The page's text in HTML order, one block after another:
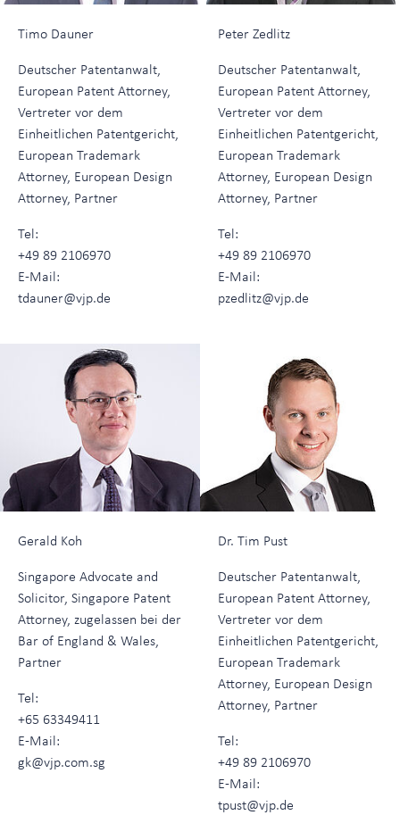
Timo Dauner
Deutscher Patentanwalt,
European Patent Attorney,
Vertreter vor dem
Einheitlichen Patentgericht,
European Trademark
Attorney, European Design
Attorney, Partner
Tel:
+49 89 2106970
E-Mail:
tdauner@vjp.de
Peter Zedlitz
Deutscher Patentanwalt,
European Patent Attorney,
Vertreter vor dem
Einheitlichen Patentgericht,
European Trademark
Attorney, European Design
Attorney, Partner
Tel:
+49 89 2106970
E-Mail:
pzedlitz@vjp.de
Gerald Koh
Singapore Advocate and
Solicitor, Singapore Patent
Attorney, zugelassen bei der
Bar of England & Wales,
Partner
Tel:
+65 63349411
E-Mail:
gk@vjp.com.sg
Dr. Tim Pust
Deutscher Patentanwalt,
European Patent Attorney,
Vertreter vor dem
Einheitlichen Patentgericht,
European Trademark
Attorney, European Design
Attorney, Partner
Tel:
+49 89 2106970
E-Mail:
tpust@vjp.de